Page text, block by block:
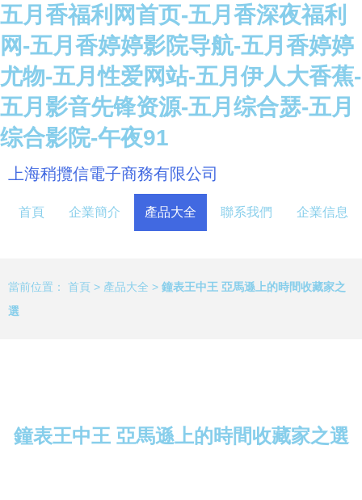
五月香福利网首页-五月香深夜福利
网-五月香婷婷影院导航-五月香婷婷
尤物-五月性爱网站-五月伊人大香蕉-
五月影音先锋资源-五月综合瑟-五月
综合影院-午夜91
上海稍攬信電子商務有限公司
首頁 企業簡介 產品大全 聯系我們 企業信息
當前位置： 首頁 > 產品大全 > 鐘表王中王 亞馬遜上的時間收藏家之
選
鐘表王中王 亞馬遜上的時間收藏家之選